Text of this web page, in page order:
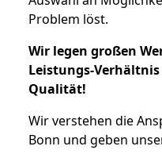
Problem löst.
Wir legen großen
Leistungs-
Qualität!
Wir verstehen die
Bonn und geben